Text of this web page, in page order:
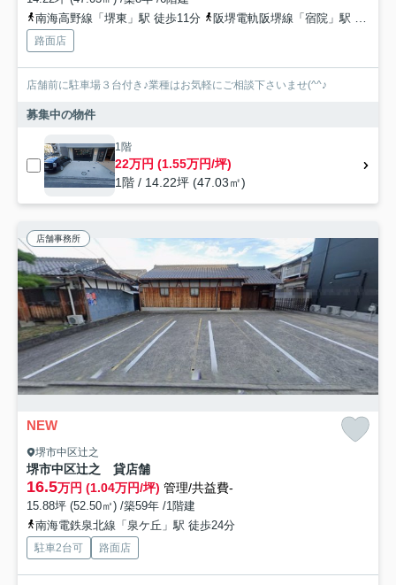
南海高野線「堺東」駅 徒歩11分
阪堺電軌阪堺線「宿院」駅 徒歩9分
路面店
店舗前に駐車場３台付き♪業種はお気軽にご相談下さいませ(^^♪
募集中の物件
1階
22万円 (1.55万円/坪)
1階 / 14.22坪 (47.03㎡)
店舗事務所
NEW
堺市中区辻之
堺市中区辻之 貸店舗
16.5万円 (1.04万円/坪) 管理/共益費-
15.88坪 (52.50㎡) /築59年 /1階建
南海電鉄泉北線「泉ケ丘」駅 徒歩24分
駐車2台可 路面店